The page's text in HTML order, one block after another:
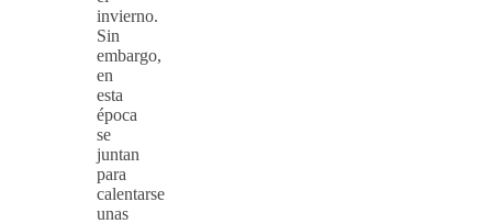
invierno.
Sin
embargo,
en
esta
época
se
juntan
para
calentarse
unas